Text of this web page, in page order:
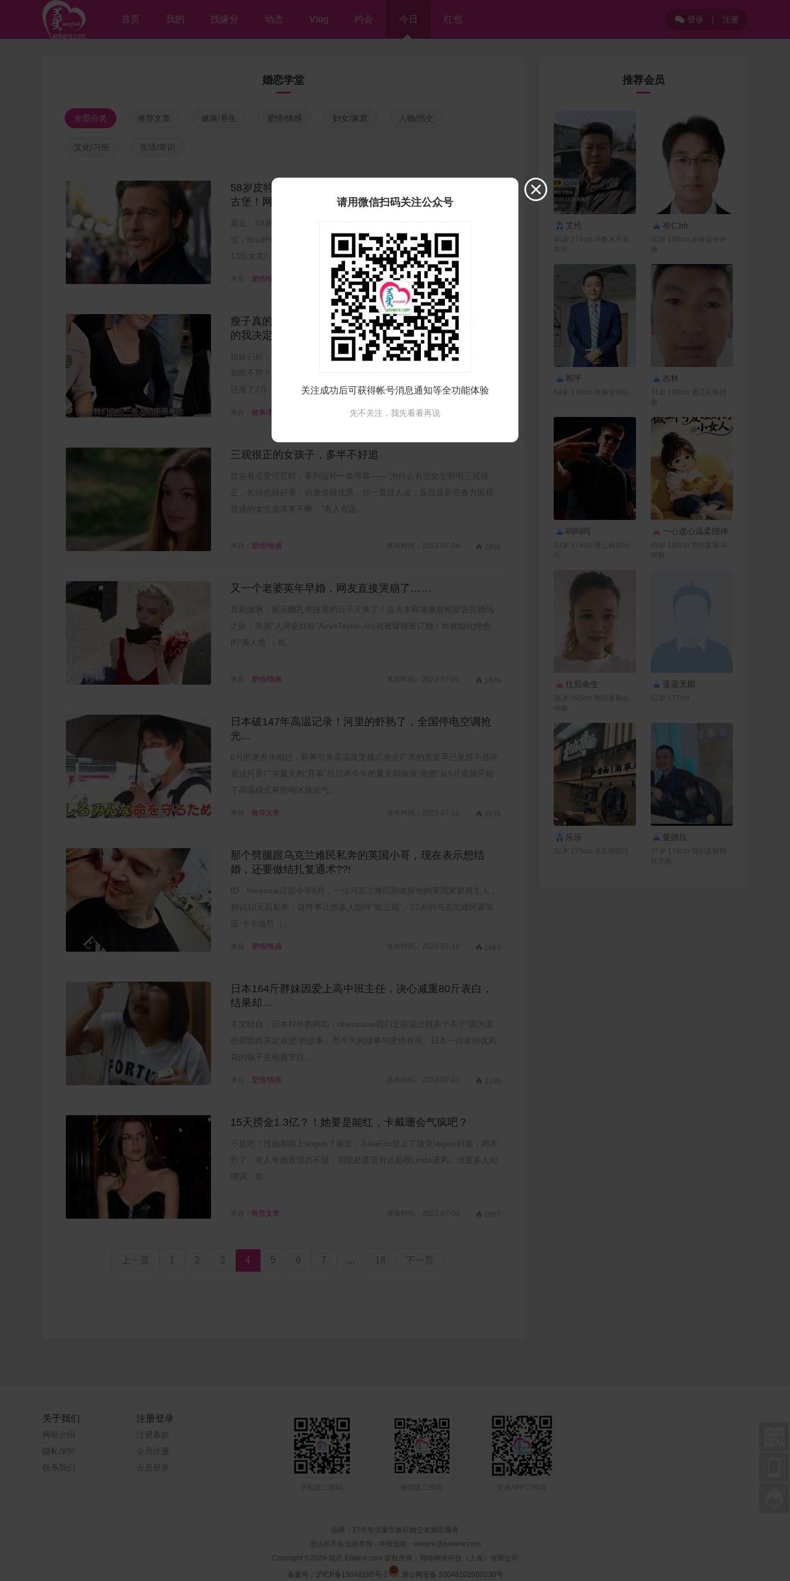
首页 我的 找缘分 动态 Vlog 约会 今日 红包 登录 | 注册
婚恋学堂
全部分类 推荐文章 健康/养生 爱情/情感 妇女/家庭 人物/历史
文化/习俗 生活/常识
58岁皮特被爆新恋情，豪掷4000W美元入手悬崖之上百年
古堡！网友：好看，就怕房子掉海里~
最近，58岁的BradPitt被爆有新恋情，但知情人并未透露女主角是谁。不
过，BradPitt作为好莱坞的女神收割机之一，眼光肯定不差。他交往过至少
13位女友/...
来自： 爱情/情感 发布时间：2022-08-03
瘦子真的吃不胖吗？BBC刷新三观的暴食增肥实验让减肥
的我决定躺平了
姐妹们好，你们身边有没有这样一群「凡学家」：好烦哦~我为什么怎么吃
都吃不胖？！哎，我什么时候才能上90斤啊……暴饮暴食半个月，我竟然
还瘦了2斤！……以前每当听到...
来自： 健康/养生 发布时间：2022-07-29
三观很正的女孩子，多半不好追
曾在看恋爱综艺时，看到这样一条弹幕——“为什么有些女生明明三观很
正，长得也很好看，自身也很优秀，却一直没人追，反而是那些各方面很
普通的女生追求者不断。”有人在这...
来自： 爱情/情感 发布时间：2022-07-24  1856
又一个老婆英年早婚，网友直接哭崩了……
真刺激啊，娱乐圈扎堆报喜的日子又来了！在大本和洛佩兹刚宣告完婚讯
之际，美国“人间瓷娃娃”AnyaTaylor-Joy就被爆秘密订婚！而被如此绝色
的“美人鱼”，艳...
来自： 爱情/情感 发布时间：2022-07-21  1976
日本破147年高温记录！河里的虾熟了，全国停电空调抢
光...
6月的龙舟水刚过，即将引来高温蒸笼模式身在广东的居里早已见怪不怪毕
竟这只是广东夏天的“开幕”但日本今年的夏天却偷偷“抢跑”从5月底就开始
了高温模式有些地区最近气...
来自： 推荐文章 发布时间：2022-07-11  1635
那个劈腿跟乌克兰难民私奔的英国小哥，现在表示想结
婚，还要做结扎复通术??!
ID：hereinuk话说今年5月，一位乌克兰难民跟收留他的英国家庭男主人，
相识10天后私奔，这件事让很多人惊呼“毁三观”。22岁的乌克兰难民索菲
亚·卡卡迪昂（...
来自： 爱情/情感 发布时间：2022-07-11  1663
日本164斤胖妹因爱上高中班主任，决心减重80斤表白，
结果却…
本文转自：日本村外教网ID：ribencunw我们之前说过很多个关于“因为某
些原因而决定减肥”的故事，而今天的故事与爱情有关。日本一位名叫优莉
花的妹子在电视节目...
来自： 爱情/情感 发布时间：2022-07-03  2105
15天捞金1.3亿？！她要是能红，卡戴珊会气疯吧？
不是吧？连她都能上Vogue？最近，JuliaFox登上了捷克Vogue封面，网友
炸了。有人夸她表现力不错，眉眼处甚至有点超模Linda遗风。但更多人却
嘲讽：世...
来自： 推荐文章 发布时间：2022-07-03  2087
上一页 1 2 3 4 5 6 7 … 18 下一页
推荐会员
艾伦
46岁 174cm 乌鲁木齐新
市区
联系Ta
布仁bh
30岁 168cm 赤峰翁牛特
旗
和平
59岁 170cm 张掖甘州区
吉林
31岁 190cm 通辽扎鲁特
旗
联系Ta
呜呜呜
23岁 174cm 通辽科尔沁
区
联系Ta
一心渡心温柔陪伴
45岁 160cm 鄂尔多斯乌
审旗
联系Ta
往后余生
36岁 165cm 鄂尔多斯杭
锦旗
联系Ta
遥遥无期
52岁 177cm
乐乐
32岁 173cm 北京朝阳区
联系Ta
曼德拉
37岁 176cm 鄂尔多斯鄂
托克旗
关于我们
网站介绍
隐私保护
联系我们
注册登录
注册条款
会员注册
会员登录
手机版二维码 微信版二维码 安卓APP二维码
品牌：17年专业蒙古族征婚交友婚恋服务
违法和不良信息举报 - 举报信箱：enkere@enkere.com
Copyright ©2009-现在 Enkere.com 版权所有：鄂珍网络科技（上海）有限公司
备案号：沪ICP备15048195号-2
浙公网安备 33048102000230号

请用微信扫码关注公众号
关注成功后可获得帐号消息通知等全功能体验
先不关注，我先看看再说